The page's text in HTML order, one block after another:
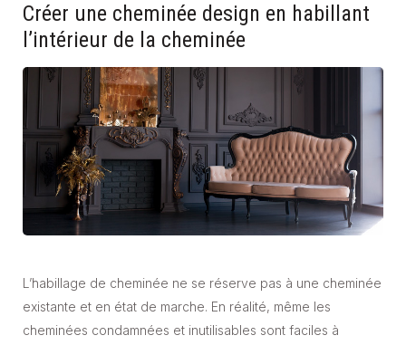
Créer une cheminée design en habillant
l’intérieur de la cheminée
L’habillage de cheminée ne se réserve pas à une cheminée
existante et en état de marche. En réalité, même les
cheminées condamnées et inutilisables sont faciles à